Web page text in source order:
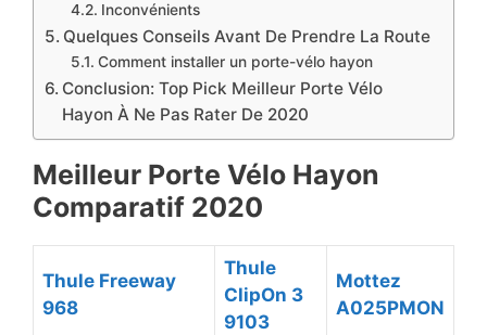
Inconvénients
Quelques Conseils Avant De Prendre La Route
Comment installer un porte-vélo hayon
Conclusion: Top Pick Meilleur Porte Vélo
Hayon À Ne Pas Rater De 2020
Meilleur Porte Vélo Hayon
Comparatif 2020
Thule Freeway
968
Thule
ClipOn 3
9103
Mottez
A025PMON